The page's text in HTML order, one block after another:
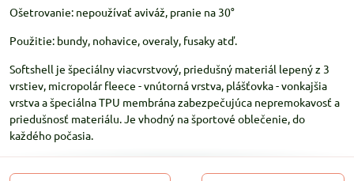
Ošetrovanie: nepoužívať aviváž, pranie na 30°
Použitie: bundy, nohavice, overaly, fusaky atď.
Softshell je špeciálny viacvrstvový, priedušný materiál lepený z 3
vrstiev, micropolár fleece - vnútorná vrstva, plášťovka - vonkajšia
vrstva a špeciálna TPU membrána zabezpečujúca nepremokavosť a
priedušnosť materiálu. Je vhodný na športové oblečenie, do
každého počasia.